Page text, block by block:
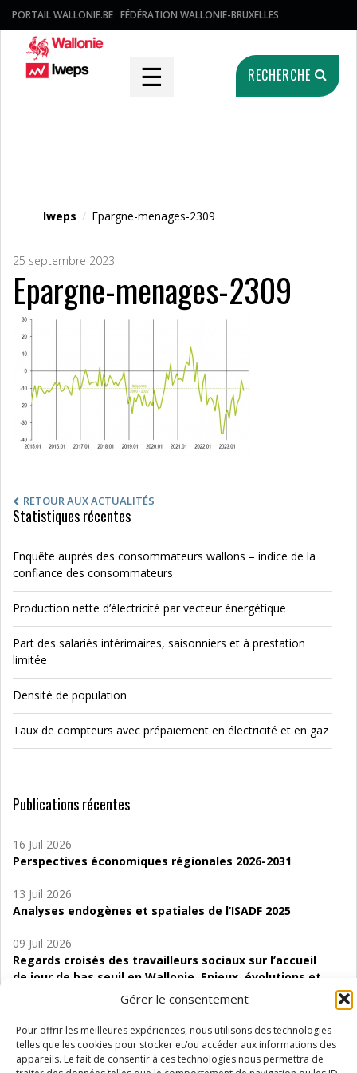
Gérer le consentement
Pour offrir les meilleures expériences, nous utilisons des technologies
telles que les cookies pour stocker et/ou accéder aux informations des
appareils. Le fait de consentir à ces technologies nous permettra de
PORTAIL WALLONIE.BE FÉDÉRATION WALLONIE-BRUXELLES
☰ RECHERCHE
Iweps / Epargne-menages-2309
25 septembre 2023
Epargne-menages-2309
RETOUR AUX ACTUALITÉS
Statistiques récentes
Enquête auprès des consommateurs wallons – indice de la
confiance des consommateurs
Production nette d’électricité par vecteur énergétique
Part des salariés intérimaires, saisonniers et à prestation
limitée
Densité de population
Taux de compteurs avec prépaiement en électricité et en gaz
Publications récentes
16 Juil 2026
Perspectives économiques régionales 2026-2031
13 Juil 2026
Analyses endogènes et spatiales de l’ISADF 2025
09 Juil 2026
Regards croisés des travailleurs sociaux sur l’accueil
de jour de bas seuil en Wallonie. Enjeux, évolutions et
06 Juil 2026
Étude d’évaluabilité des Structures
d’accompagnement à l’autocréation d’emploi (SAACE)